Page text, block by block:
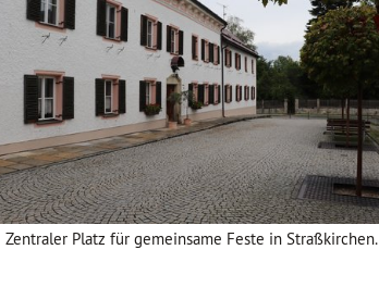
Zentraler Platz für gemeinsame Feste in Straßkirchen.